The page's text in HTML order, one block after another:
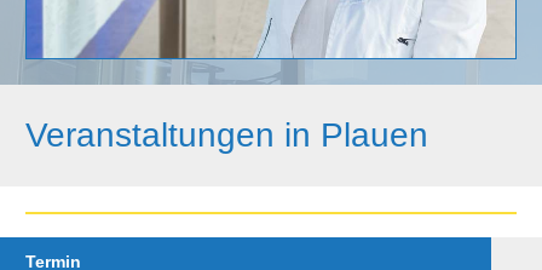
Veranstaltungen in Plauen
Termin